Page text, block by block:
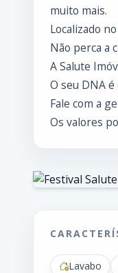
muito mais.
Localizado
Não perca a
A Salute
O seu DNA
Fale com a
Os valores
Lavabo